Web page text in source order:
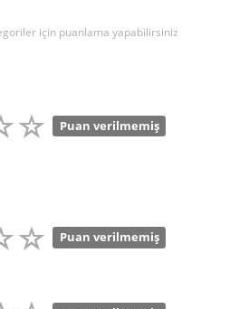
için puanlama yapabilirsiniz
Puan verilmemiş
Puan verilmemiş